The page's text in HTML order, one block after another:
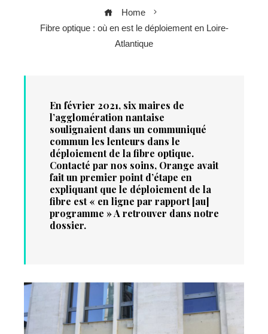
Home
Fibre optique : où en est le déploiement en Loire-
Atlantique
En février 2021, six maires de
l’agglomération nantaise
soulignaient dans un communiqué
commun les lenteurs dans le
déploiement de la fibre optique.
Contacté par nos soins, Orange avait
fait un premier point d’étape en
expliquant que le déploiement de la
fibre est « en ligne par rapport [au]
programme » A retrouver dans notre
dossier.